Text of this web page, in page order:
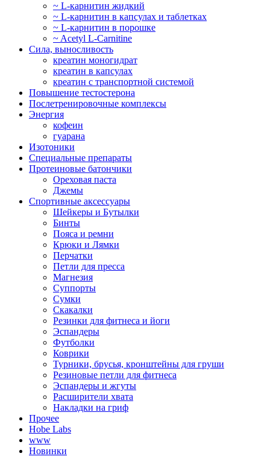
~ L-карнитин жидкий
~ L-карнитин в капсулах и таблетках
~ L-карнитин в порошке
~ Acetyl L-Carnitine
Сила, выносливость
креатин моногидрат
креатин в капсулах
креатин с транспортной системой
Повышение тестостерона
Послетренировочные комплексы
Энергия
кофеин
гуарана
Изотоники
Специальные препараты
Протеиновые батончики
Ореховая паста
Джемы
Спортивные аксессуары
Шейкеры и Бутылки
Бинты
Пояса и ремни
Крюки и Лямки
Перчатки
Петли для пресса
Магнезия
Суппорты
Сумки
Скакалки
Резинки для фитнеса и йоги
Эспандеры
Футболки
Коврики
Турники, брусья, кронштейны для груши
Резиновые петли для фитнеса
Эспандеры и жгуты
Расширители хвата
Накладки на гриф
Прочее
Hobe Labs
www
Новинки